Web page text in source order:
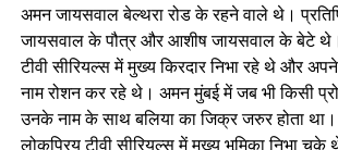
अमन जायसवाल बेल्थरा रोड के रहने वाले थे।
जायसवाल के पौत्र और आशीष जायसवाल के बेटे
टीवी सीरियल्स में मुख्य किरदार निभा रहे थे और
नाम रोशन कर रहे थे। अमन मुंबई में जब भी किसी
उनके नाम के साथ बलिया का जिक्र जरुर होता
लोकप्रिय टीवी सीरियल्स में मुख्य भूमिका निभा